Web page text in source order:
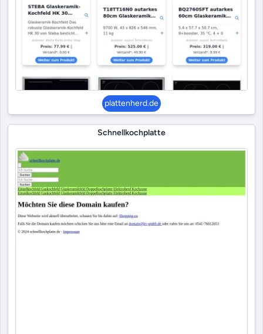
plattenherd.de
Schnellkochplatte